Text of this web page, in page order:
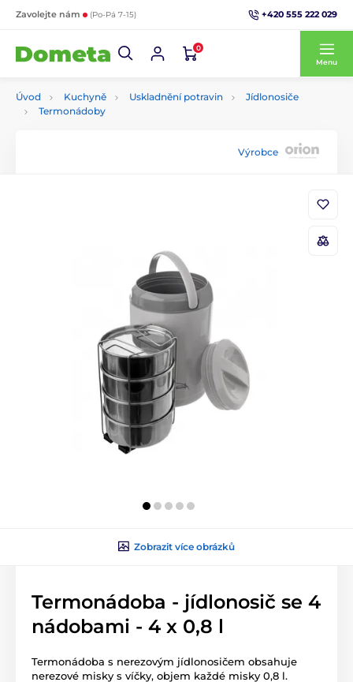
Zavolejte nám (Po-Pá 7-15) +420 555 222 029
0
Menu
Úvod Kuchyně Uskladnění potravin
Jídlonosiče
Termonádoby
Výrobce
Zobrazit více obrázků
Termonádoba - jídlonosič se 4
nádobami - 4 x 0,8 l
Termonádoba s nerezovým jídlonosičem obsahuje
nerezové misky s víčky, objem každé misky 0,8 l.